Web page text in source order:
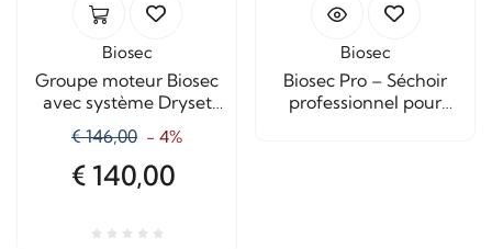
Biosec
Groupe moteur Biosec
avec système Dryset
pour séchoirs
€ 146,00 - 4%
€ 140,00
Biosec
Biosec Pro – Séchoir
professionnel pour